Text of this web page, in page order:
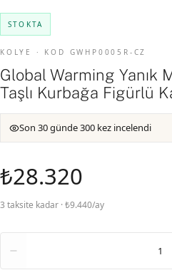
STOKTA
KOLYE · KOD GWHP0005R-CZ
Global Warming Yanık
Taşlı Kurbağa Figürlü
Son 30 günde 300 kez incelendi
₺28.320
3 taksite kadar · ₺9.440/ay
1